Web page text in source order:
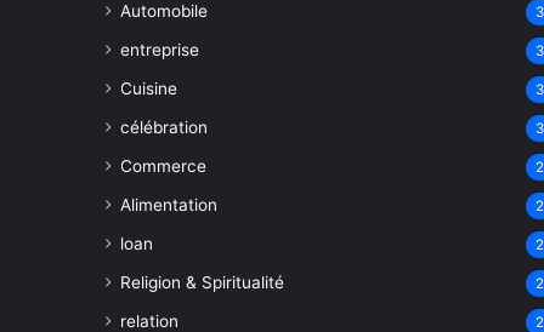
Automobile 3
entreprise 3
Cuisine 3
célébration 3
Commerce 2
Alimentation 2
loan 2
Religion & Spiritualité 2
relation 2